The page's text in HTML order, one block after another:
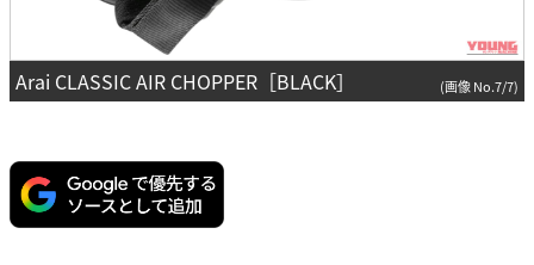
Arai CLASSIC AIR CHOPPER［BLACK］ (画像 No.7/7)